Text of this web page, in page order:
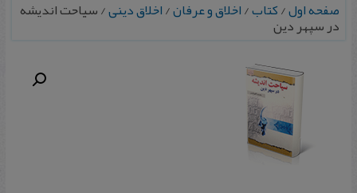
صفحه اول/کتاب/اخلاق و عرفان/اخلاق دینی/ س‍ی‍اح‍ت‌ ان‍دی‍ش‍ه‌
در س‍پ‍ه‍ر دی‍ن‌